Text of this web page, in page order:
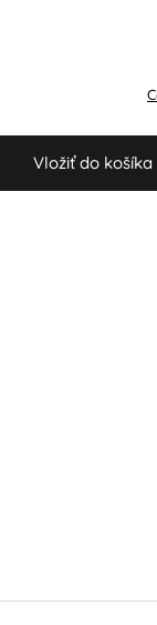
Vložiť do košíka